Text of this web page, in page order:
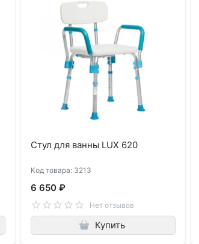
Стул для ванны LUX 620
Код товара: 3213
6 650 ₽
Нет отзывов
Купить